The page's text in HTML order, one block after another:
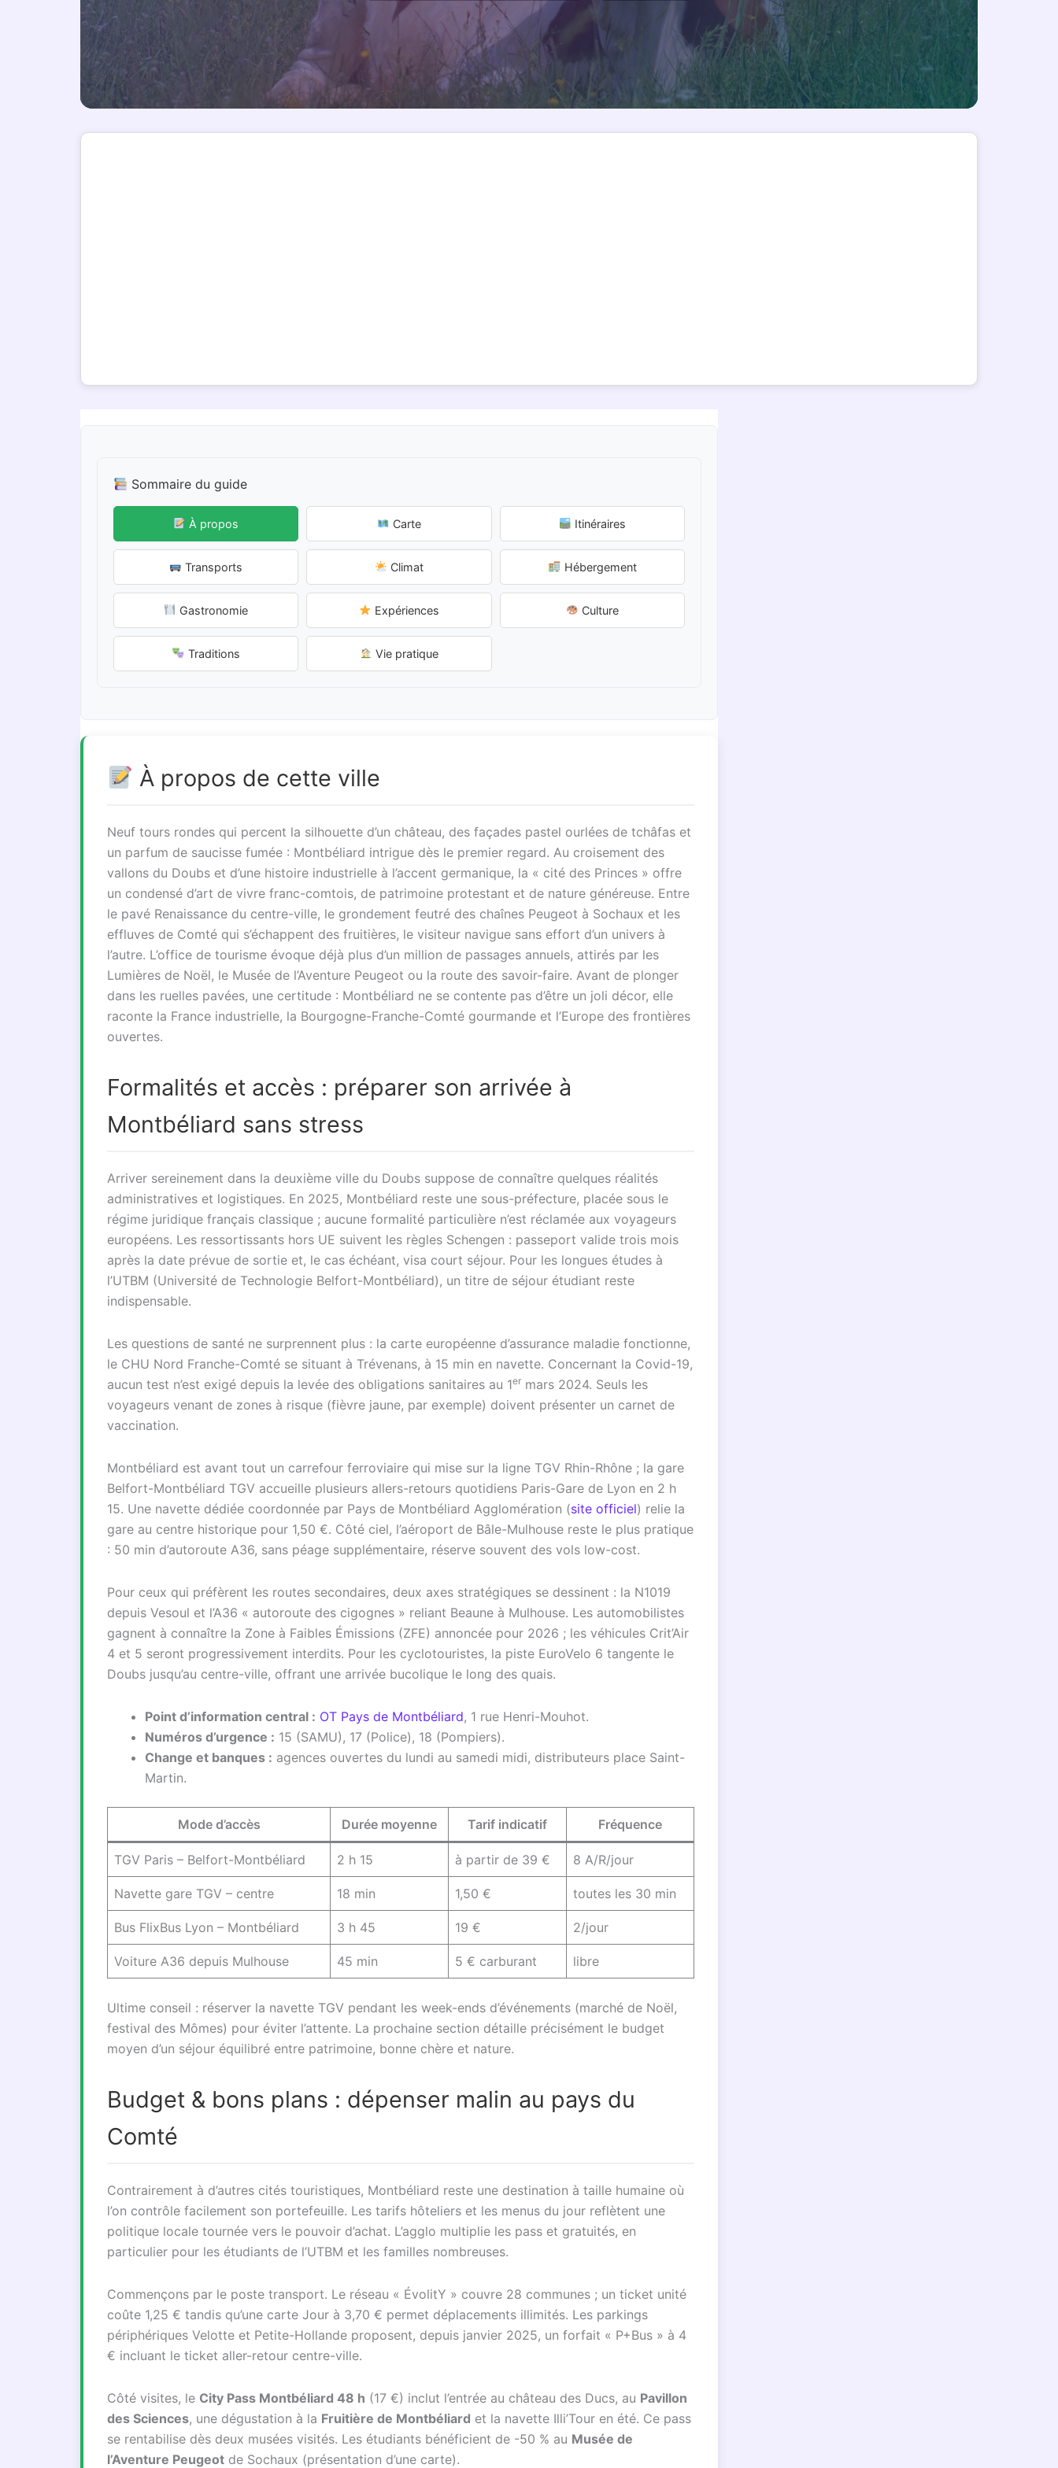
Sommaire du guide
À propos Carte Itinéraires
Transports Climat Hébergement
Gastronomie Expériences Culture
Traditions Vie pratique
À propos de cette ville
Neuf tours rondes qui percent la silhouette d’un château, des façades pastel ourlées de tchâfas et
un parfum de saucisse fumée : Montbéliard intrigue dès le premier regard. Au croisement des
vallons du Doubs et d’une histoire industrielle à l’accent germanique, la « cité des Princes » offre
un condensé d’art de vivre franc-comtois, de patrimoine protestant et de nature généreuse. Entre
le pavé Renaissance du centre-ville, le grondement feutré des chaînes Peugeot à Sochaux et les
effluves de Comté qui s’échappent des fruitières, le visiteur navigue sans effort d’un univers à
l’autre. L’office de tourisme évoque déjà plus d’un million de passages annuels, attirés par les
Lumières de Noël, le Musée de l’Aventure Peugeot ou la route des savoir-faire. Avant de plonger
dans les ruelles pavées, une certitude : Montbéliard ne se contente pas d’être un joli décor, elle
raconte la France industrielle, la Bourgogne-Franche-Comté gourmande et l’Europe des frontières
ouvertes.
Formalités et accès : préparer son arrivée à
Montbéliard sans stress
Arriver sereinement dans la deuxième ville du Doubs suppose de connaître quelques réalités
administratives et logistiques. En 2025, Montbéliard reste une sous-préfecture, placée sous le
régime juridique français classique ; aucune formalité particulière n’est réclamée aux voyageurs
européens. Les ressortissants hors UE suivent les règles Schengen : passeport valide trois mois
après la date prévue de sortie et, le cas échéant, visa court séjour. Pour les longues études à
l’UTBM (Université de Technologie Belfort-Montbéliard), un titre de séjour étudiant reste
indispensable.
Les questions de santé ne surprennent plus : la carte européenne d’assurance maladie fonctionne,
le CHU Nord Franche-Comté se situant à Trévenans, à 15 min en navette. Concernant la Covid-19,
aucun test n’est exigé depuis la levée des obligations sanitaires au 1er mars 2024. Seuls les
voyageurs venant de zones à risque (fièvre jaune, par exemple) doivent présenter un carnet de
vaccination.
Montbéliard est avant tout un carrefour ferroviaire qui mise sur la ligne TGV Rhin-Rhône ; la gare
Belfort-Montbéliard TGV accueille plusieurs allers-retours quotidiens Paris-Gare de Lyon en 2 h
15. Une navette dédiée coordonnée par Pays de Montbéliard Agglomération (site officiel) relie la
gare au centre historique pour 1,50 €. Côté ciel, l’aéroport de Bâle-Mulhouse reste le plus pratique
: 50 min d’autoroute A36, sans péage supplémentaire, réserve souvent des vols low-cost.
Pour ceux qui préfèrent les routes secondaires, deux axes stratégiques se dessinent : la N1019
depuis Vesoul et l’A36 « autoroute des cigognes » reliant Beaune à Mulhouse. Les automobilistes
gagnent à connaître la Zone à Faibles Émissions (ZFE) annoncée pour 2026 ; les véhicules Crit’Air
4 et 5 seront progressivement interdits. Pour les cyclotouristes, la piste EuroVelo 6 tangente le
Doubs jusqu’au centre-ville, offrant une arrivée bucolique le long des quais.
Point d’information central : OT Pays de Montbéliard, 1 rue Henri-Mouhot.
Numéros d’urgence : 15 (SAMU), 17 (Police), 18 (Pompiers).
Change et banques : agences ouvertes du lundi au samedi midi, distributeurs place Saint-
Martin.
Mode d’accès Durée moyenne Tarif indicatif Fréquence
TGV Paris – Belfort-Montbéliard 2 h 15 à partir de 39 € 8 A/R/jour
Navette gare TGV – centre 18 min 1,50 € toutes les 30 min
Bus FlixBus Lyon – Montbéliard 3 h 45 19 € 2/jour
Voiture A36 depuis Mulhouse 45 min 5 € carburant libre
Ultime conseil : réserver la navette TGV pendant les week-ends d’événements (marché de Noël,
festival des Mômes) pour éviter l’attente. La prochaine section détaille précisément le budget
moyen d’un séjour équilibré entre patrimoine, bonne chère et nature.
Budget & bons plans : dépenser malin au pays du
Comté
Contrairement à d’autres cités touristiques, Montbéliard reste une destination à taille humaine où
l’on contrôle facilement son portefeuille. Les tarifs hôteliers et les menus du jour reflètent une
politique locale tournée vers le pouvoir d’achat. L’agglo multiplie les pass et gratuités, en
particulier pour les étudiants de l’UTBM et les familles nombreuses.
Commençons par le poste transport. Le réseau « ÉvolitY » couvre 28 communes ; un ticket unité
coûte 1,25 € tandis qu’une carte Jour à 3,70 € permet déplacements illimités. Les parkings
périphériques Velotte et Petite-Hollande proposent, depuis janvier 2025, un forfait « P+Bus » à 4
€ incluant le ticket aller-retour centre-ville.
Côté visites, le City Pass Montbéliard 48 h (17 €) inclut l’entrée au château des Ducs, au Pavillon
des Sciences, une dégustation à la Fruitière de Montbéliard et la navette Illi’Tour en été. Ce pass
se rentabilise dès deux musées visités. Les étudiants bénéficient de -50 % au Musée de
l’Aventure Peugeot de Sochaux (présentation d’une carte).